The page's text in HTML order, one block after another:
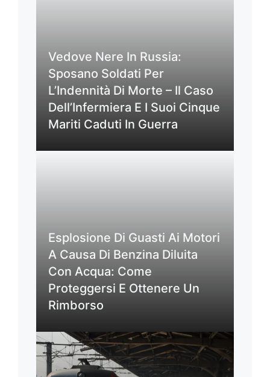
Vedove Nere In Russia:
Sposano Soldati Per
L’Indennità Di Morte – Il Caso
Dell’Infermiera E I Suoi Cinque
Mariti Caduti In Guerra
Esplosione Di Guasti Ai Motori
A Causa Di Benzina Diluita
Con Acqua: Come
Proteggersi E Ottenere Un
Rimborso